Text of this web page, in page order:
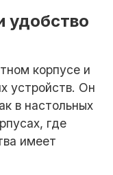
удобство
корпусе и
устройств. Он
в настольных
где
имеет